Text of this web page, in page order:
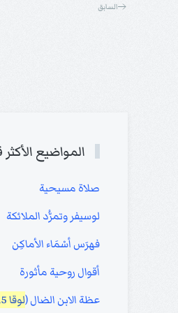
السابق
المواضيع الأكثر
صلاة مسيحية
لوسيفر وتمرُّد الملائكة
فهرَس أسْمَاء الأماكِن
أقوال روحية مأثورة
عظة الابن الضال (لوقا 15: 11-32